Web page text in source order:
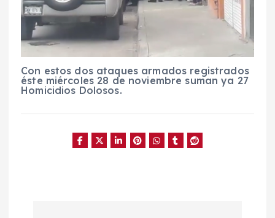
Con estos dos ataques armados registrados
éste miércoles 28 de noviembre suman ya 27
Homicidios Dolosos.